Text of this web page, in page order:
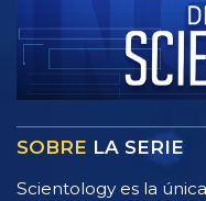
SOBRE LA SERIE
Scientology es la